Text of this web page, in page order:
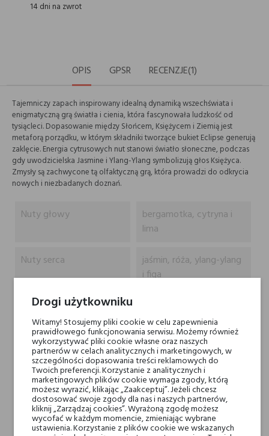
14 dni na zwrot
OPIS GPSR RECENZJE(1)
Tajemniczy zapach inspirowany idealną dynamiką wszechświata i
enigmatyczną grą światła i cienia, która fascynowała ludzkość od
tysiącleci. Dopasowanie między Słońcem, Księżycem i Ziemią jest
metaforą porządku, w którym składniki tworzące bukiet Eclipse generują
zaklęcie. Energia cytrusowych nut stanowi światło słoneczne, podczas
gdy uwodzicielska Jasmine i Ylang-Ylang symbolizują głos Księżyca.
Zmysły są zachwycone tą olfaktyczną grą, która prowadzi do odkrycia
nowych i niezbadanych doznań.
Nuty głowy
bergamotka, cytryna i
lima
Nuty serca
jaśmin, róża, ylang-ylang
i figa
Nuty bazy
brzoza, mech dębowy,
paczula, szafran, drzewo
sandałowe, ambra,
cywet, piżmo i korzeń
irysa
Marki Niszowe
Blend Oud
Drogi użytkowniku
Witamy! Stosujemy pliki cookie w celu zapewnienia
prawidłowego funkcjonowania serwisu. Możemy również
wykorzystywać pliki cookie własne oraz naszych
partnerów w celach analitycznych i marketingowych, w
szczególności dopasowania treści reklamowych do
Twoich preferencji. Korzystanie z analitycznych i
marketingowych plików cookie wymaga zgody, którą
możesz wyrazić, klikając „Zaakceptuj”. Jeżeli chcesz
dostosować swoje zgody dla nas i naszych partnerów,
kliknij „Zarządzaj cookies”. Wyrażoną zgodę możesz
wycofać w każdym momencie, zmieniając wybrane
ustawienia. Korzystanie z plików cookie we wskazanych